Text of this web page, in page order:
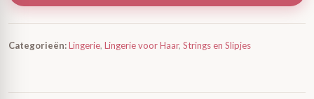
Categorieën:Lingerie, Lingerie voor Haar, Strings en Slipjes